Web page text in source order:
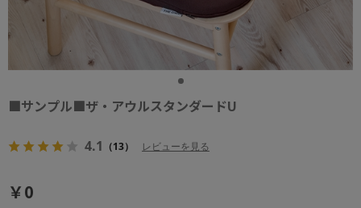
■サンプル■ザ・アウルスタンダードU
4.1 （13） レビューを見る
￥0